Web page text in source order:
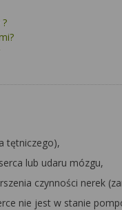
tętniczego),
lub udaru mózgu,
czynności nerek
nie jest w stanie